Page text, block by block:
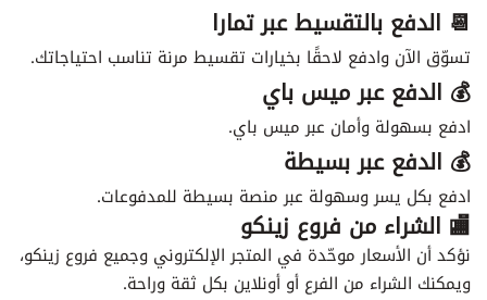
📆 الدفع بالتقسيط عبر تمارا
تسوّق الآن وادفع لاحقًا بخيارات تقسيط مرنة تناسب احتياجاتك.
💰 الدفع عبر ميس باي
ادفع بسهولة وأمان عبر ميس باي.
💰 الدفع عبر بسيطة
ادفع بكل يسر وسهولة عبر منصة بسيطة للمدفوعات.
🏬 الشراء من فروع زينكو
نؤكد أن الأسعار موحّدة في المتجر الإلكتروني وجميع فروع زينكو،
ويمكنك الشراء من الفرع أو أونلاين بكل ثقة وراحة.